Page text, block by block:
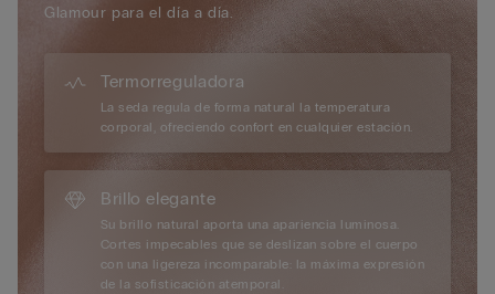
Glamour para el día a día.
Termorreguladora
La seda regula de forma natural la temperatura
corporal, ofreciendo confort en cualquier estación.
Brillo elegante
Su brillo natural aporta una apariencia luminosa.
Cortes impecables que se deslizan sobre el cuerpo
con una ligereza incomparable: la máxima expresión
de la sofisticación atemporal.